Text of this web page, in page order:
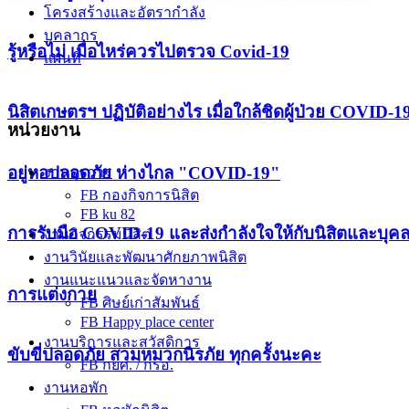
รู้หรือไม่ เมื่อไหร่ควรไปตรวจ Covid-19
นิสิตเกษตรฯ ปฏิบัติอย่างไร เมื่อใกล้ชิดผู้ป่วย COVID-
อยู่หอปลอดภัย ห่างไกล "COVID-19"
การรับมือ COVID-19 และส่งกำลังใจให้กับนิสิตและบุค
การแต่งกาย
ขับขี่ปลอดภัย สวมหมวกนิรภัย ทุกครั้งนะคะ
โครงสร้างและอัตรากำลัง
บุคลากร
แผนที่
หน่วยงาน
งานธุรการ
FB กองกิจการนิสิต
FB ku 82
งานกิจกรรมนิสิต
งานวินัยและพัฒนาศักยภาพนิสิต
งานแนะแนวและจัดหางาน
FB ศิษย์เก่าสัมพันธ์
FB Happy place center
งานบริการและสวัสดิการ
FB กยศ. / กรอ.
งานหอพัก